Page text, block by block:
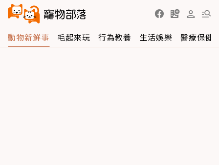
動物新鮮事 毛起來玩 行為教養 生活娛樂 醫療保健